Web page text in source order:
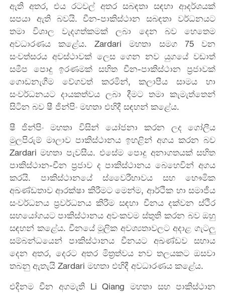
ඇති අතර, එය රටවල් අතර සබඳතා සඳහා ආදර්ශයක්
සපයා ඇති බවයි. චීන-පාකිස්ථාන සබඳතා වර්ධනයට
තමා විශාල වැදගත්කමක් ලබා දෙන බව හෙතෙම
අවධාරණය කළේය. Zardari මහතා සමග 75 වන
සංවත්සරය අවස්ථාවක් ලෙස ගෙන නව යුගයේ වඩාත්
සමීප පොදු ඉරණමක් සහිත චීන-පාකිස්ථාන ප්‍රජාවක්
ගොඩනැගීම වේගවත් කරමින්, කලාපීය සාමය හා
සංවර්ධනයට දායකත්වය ලබා දීමට තමා කැමැත්තෙන්
සිටින බව ෂී ජින්පිං මහතා එහිදී සඳහන් කළේය.
ෂී ජින්පිං මහතා විසින් යෝජනා කරන ලද ගෝලීය
මුලපිරුම් මාලාව පාකිස්ථානය ඉහළින් අගය කරන බව
Zardari මහතා පැවසීය. එසේම පොදු අනාගතයක් සහිත
පාකිස්ථාන-චීන ප්‍රජාව ද පාකිස්ථානය බෙහෙවින් අගය
කරයි. පාකිස්ථානයේ ස්වෛරීභාවය සහ භෞමික
අඛණ්ඩතාව ආරක්ෂා කිරීමට මෙන්ම, ආර්ථික හා සමාජීය
සංවර්ධනය ප්‍රවර්ධනය කිරීම සඳහා චීනය දක්වන ස්ථිර
සහයෝගයට පාකිස්ථානය අවංකවම ස්තුති කරන බව ඔහු
සඳහන් කළේය. චීනයේ මූලික අවශ්‍යතාවලට අදාළ ගැටලු
සම්බන්ධයෙන් පාකිස්ථානය චීනයට අඛණ්ඩව සහාය
දෙන අතර, දෙරට අතර මිත්‍රත්වය නව තලයකට ඔසවා
තබනු ඇතැයි Zardari මහතා එහිදී අවධාරණය කළේය.
එදිනම චීන අගමැති Li Qiang මහතා සහ පාකිස්ථාන